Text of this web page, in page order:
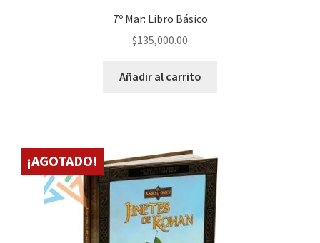
7º Mar: Libro Básico
$135,000.00
Añadir al carrito
¡AGOTADO!